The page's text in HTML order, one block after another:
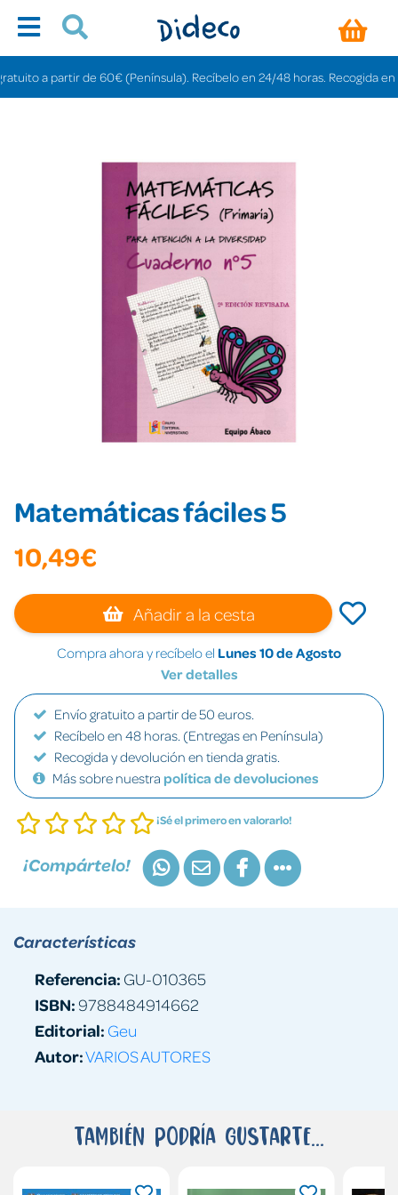
a partir de 60€ (Península). Recíbelo en 24/48 horas. Recogida en
Matemáticas fáciles 5
10,49€
Añadir a la cesta
Compra ahora y recíbelo el Lunes 10 de Agosto
Ver detalles
Envío gratuito a partir de 50 euros.
Recíbelo en 48 horas. (Entregas en Península)
Recogida y devolución en tienda gratis.
Más sobre nuestra política de devoluciones
¡Sé el primero en valorarlo!
¡Compártelo!
Características
Referencia: GU-010365
ISBN:9788484914662
Editorial: Geu
Autor:VARIOS AUTORES
También podría gustarte...